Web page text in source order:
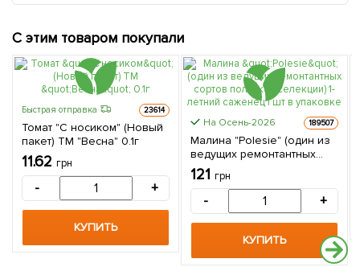
С этим товаром покупали
Быстрая отправка 23614
Томат "С носиком" (Новый
пакет) ТМ "Весна" 0.1г
11.62 грн
- +
КУПИТЬ
На Осень-2026 189507
Малина "Polesie" (один из
ведущих ремонтантных
сортов польской
селекции) 1-летний
саженец 1 шт в упаковке
121 грн
- +
КУПИТЬ